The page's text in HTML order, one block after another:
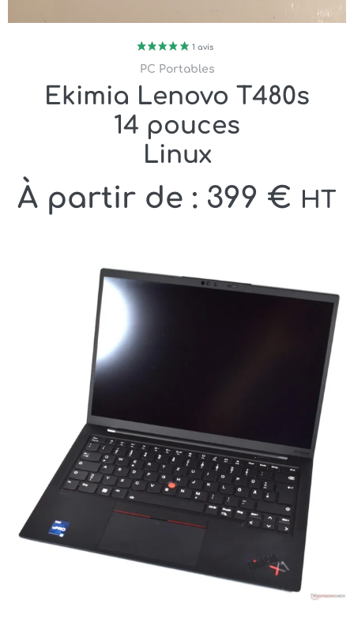
1 avis
PC Portables
Ekimia Lenovo T480s
14 pouces
Linux
À partir de : 399 € HT